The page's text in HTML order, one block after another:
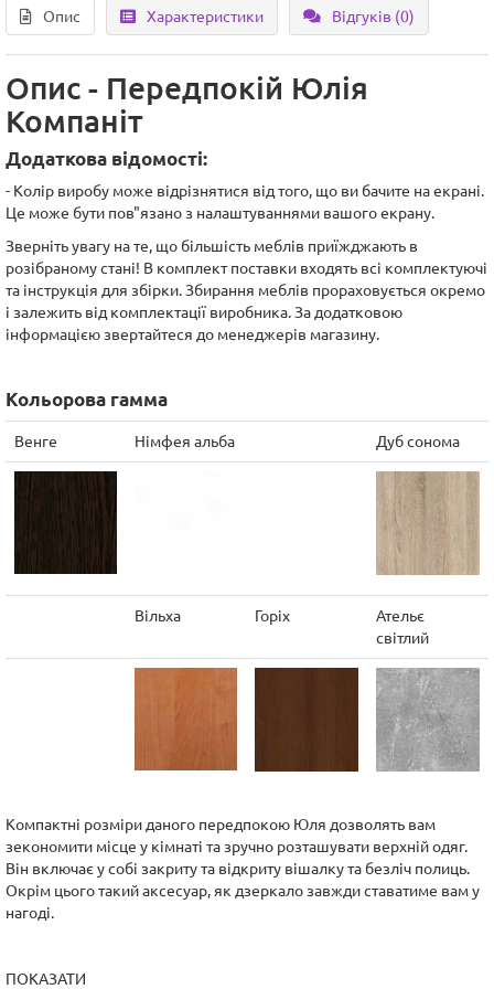
Опис Характеристики Відгуків (0)
Опис - Передпокій Юлія
Компаніт
Додаткова відомості:
- Колір виробу може відрізнятися від того, що ви бачите на екрані.
Це може бути пов"язано з налаштуваннями вашого екрану.
Зверніть увагу на те, що більшість меблів приїжджають в
розібраному стані! В комплект поставки входять всі комплектуючі
та інструкція для збірки. Збирання меблів прораховується окремо
і залежить від комплектації виробника. За додатковою
інформацією звертайтеся до менеджерів магазину.
Кольорова гамма
Венге Німфея альба Дуб сонома
Вільха Горіх
Ательє
світлий
Компактні розміри даного передпокою Юля дозволять вам
зекономити місце у кімнаті та зручно розташувати верхній одяг.
Він включає у собі закриту та відкриту вішалку та безліч полиць.
Окрім цього такий аксесуар, як дзеркало завжди ставатиме вам у
нагоді.
ПОКАЗАТИ